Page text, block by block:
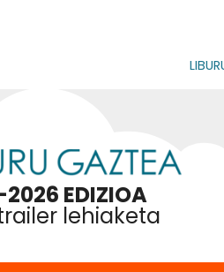
EDIZIOA
lehiaketa